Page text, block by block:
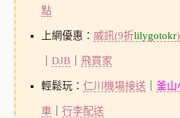
點
上網優惠： 威訊(9折lilygotokr)
DJB｜ 飛買家
輕鬆玩： 仁川機場接送 釜山
車｜ 行李配送